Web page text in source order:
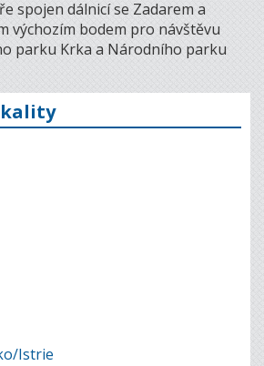
spojen dálnicí se Zadarem a
výchozím bodem pro návštěvu
parku Krka a Národního parku
Istrie